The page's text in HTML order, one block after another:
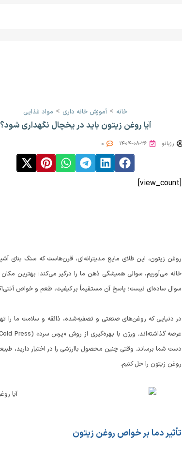
خانه > آموزش خانه ‌داری > مواد غذایی
آیا روغن زیتون باید در یخچال نگهداری شود؟
رزبانو ۱۴۰۴-۰۸-۲۶ 0
[view_count]
روغن زیتون، این طلای مایع مدیترانه‌ای، قرن‌هاست که سنگ بنای
خانه می‌آوریم، سوالی همیشگی ذهن ما را درگیر می‌کند: بهترین
سوال ساده‌ای نیست؛ پاسخ آن مستقیماً بر کیفیت، طعم و خواص
در دنیایی که روغن‌های صنعتی و تصفیه‌شده، ذائقه و سلامت ما
دست شما برساند. وقتی چنین محصول باارزشی را در اختیار دارید،
روغن زیتون را حل کنیم.
تأثیر دما بر خواص روغن زیتون